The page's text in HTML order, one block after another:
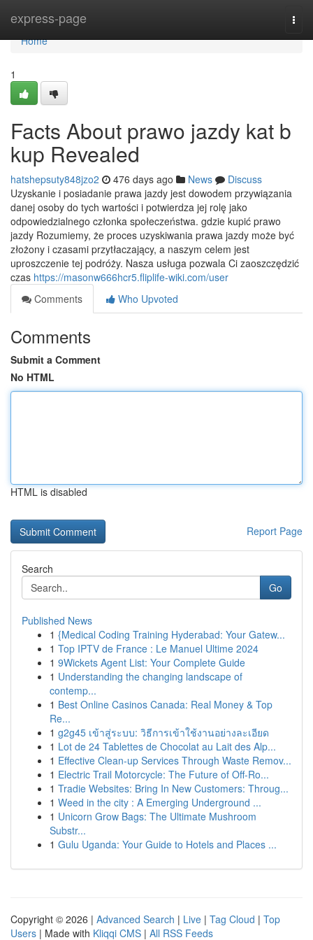
express-page
Home
Home
1
Facts About prawo jazdy kat b
kup Revealed
hatshepsuty848jzo2 476 days ago News
Discuss
Uzyskanie i posiadanie prawa jazdy jest dowodem przywiązania
danej osoby do tych wartości i potwierdza jej rolę jako
odpowiedzialnego członka społeczeństwa. gdzie kupić prawo
jazdy Rozumiemy, że proces uzyskiwania prawa jazdy może być
złożony i czasami przytłaczający, a naszym celem jest
uproszczenie tej podróży. Nasza usługa pozwala Ci zaoszczędzić
czas https://masonw666hcr5.fliplife-wiki.com/user
Comments
Who Upvoted
Comments
Submit a Comment
No HTML
HTML is disabled
Report Page
Search
Go
Published News
1 {Medical Coding Training Hyderabad: Your Gatew...
1 Top IPTV de France : Le Manuel Ultime 2024
1 9Wickets Agent List: Your Complete Guide
1 Understanding the changing landscape of
contemp...
1 Best Online Casinos Canada: Real Money & Top
Re...
1 g2g45 เข้าสู่ระบบ: วิธีการเข้าใช้งานอย่างละเอียด
1 Lot de 24 Tablettes de Chocolat au Lait des Alp...
1 Effective Clean-up Services Through Waste Remov...
1 Electric Trail Motorcycle: The Future of Off-Ro...
1 Tradie Websites: Bring In New Customers: Throug...
1 Weed in the city : A Emerging Underground ...
1 Unicorn Grow Bags: The Ultimate Mushroom
Substr...
1 Gulu Uganda: Your Guide to Hotels and Places ...
Copyright © 2026 | Advanced Search | Live | Tag Cloud | Top
Users | Made with Kliqqi CMS | All RSS Feeds